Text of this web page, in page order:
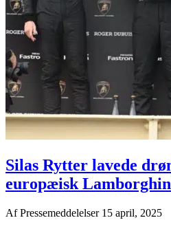
Silas Rytter lavede
europæisk
AfPressemeddelelser 15 april, 2025